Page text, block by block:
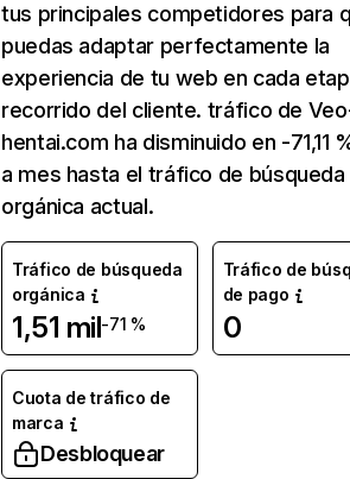
tus principales competidores para
puedas adaptar perfectamente la
experiencia de tu web en cada
recorrido del cliente. tráfico de
hentai.com ha disminuido en -71,11
a mes hasta el tráfico de búsqueda
orgánica actual.
Tráfico de búsqueda
orgánica
1,51 mil-71 %
Tráfico de
de pago
0
Cuota de tráfico de
marca
Desbloquear